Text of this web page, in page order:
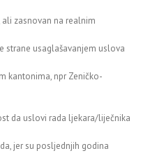
zasnovan na realnim
strane usaglašavanjem uslova
kantonima, npr Zeničko-
da uslovi rada ljekara/liječnika
jer su posljednjih godina